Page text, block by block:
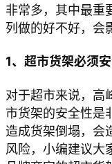
非常多，其中最重
列做的好不好，会
1、超市货架必须安
对于超市来说，高
市货架的安全性是
造成货架倒塌，会
风险，小编建议大